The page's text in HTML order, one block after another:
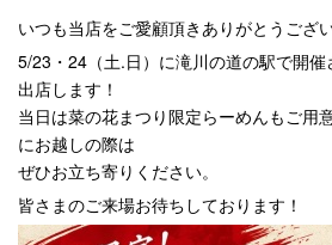
いつも当店をご愛顧頂きありがとうござい
5/23・24（土.日）に滝川の道の駅で開
出店します！
当日は菜の花まつり限定らーめんもご用
にお越しの際は
ぜひお立ち寄りください。
皆さまのご来場お待ちしております！